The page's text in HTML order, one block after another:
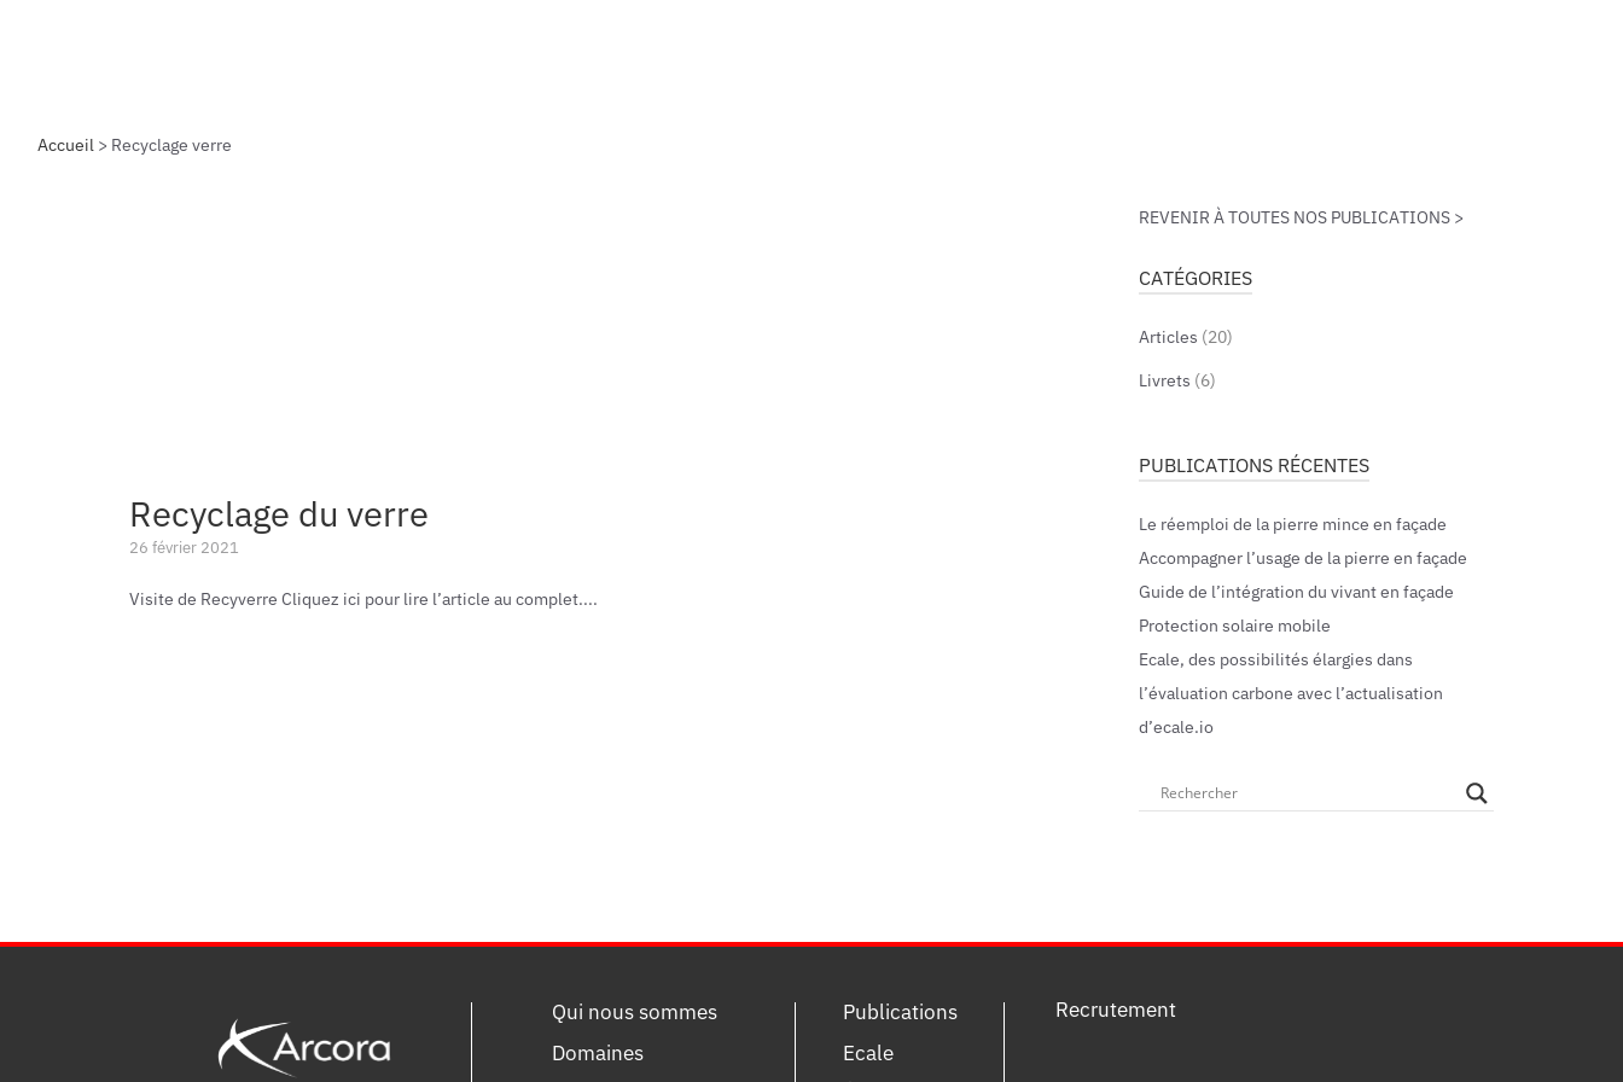
Accueil > Recyclage verre
Recyclage du verre
26 février 2021
Visite de Recyverre Cliquez ici pour lire l’article au complet....
REVENIR À TOUTES NOS PUBLICATIONS >
CATÉGORIES
Articles (20)
Livrets (6)
PUBLICATIONS RÉCENTES
Le réemploi de la pierre mince en façade
Accompagner l’usage de la pierre en façade
Guide de l’intégration du vivant en façade
Protection solaire mobile
Ecale, des possibilités élargies dans
l’évaluation carbone avec l’actualisation
d’ecale.io
Qui nous sommes
Domaines
Publications
Ecale
Recrutement